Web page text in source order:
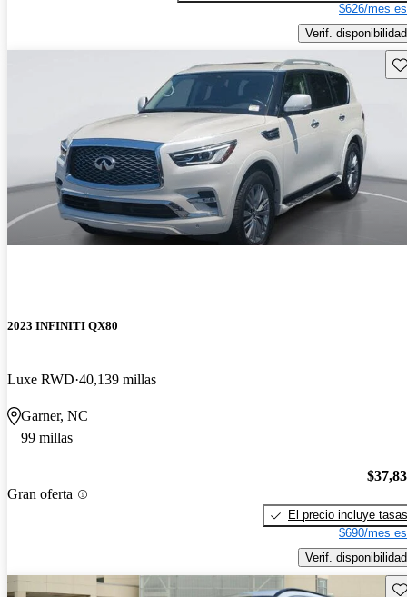
$626/mes
Verif. disponibilidad
2023 INFINITI QX80
Luxe RWD 40,139 millas
Garner, NC
99 millas
Gran oferta
El precio incluye tasas
$690/mes
Verif. disponibilidad